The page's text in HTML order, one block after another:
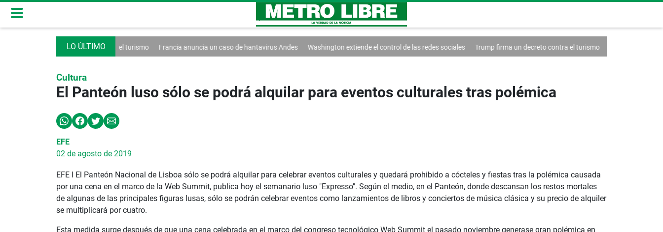
un decreto contra el turismo Francia anuncia un caso de hantavirus Andes Washington extiende el control de las redes sociales Trump firma un decreto contra el turismo Francia anuncia un caso de
Cultura
El Panteón luso sólo se podrá alquilar para eventos culturales tras polémica
EFE
02 de agosto de 2019
EFE I El Panteón Nacional de Lisboa sólo se podrá alquilar para celebrar eventos culturales y quedará prohibido a cócteles y fiestas tras la polémica causada
por una cena en el marco de la Web Summit, publica hoy el semanario luso "Expresso". Según el medio, en el Panteón, donde descansan los restos mortales
de algunas de las principales figuras lusas, sólo se podrán celebrar eventos como lanzamientos de libros y conciertos de música clásica y su precio de alquiler
se multiplicará por cuatro.
Esta medida surge después de que una cena celebrada en el marco del congreso tecnológico Web Summit el pasado noviembre generase gran polémica en